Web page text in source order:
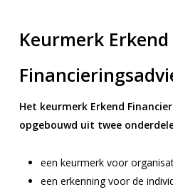
Keurmerk Erkend
Het keurmerk Erkend
opgebouwd uit twee
een keurmerk voor
een erkenning voor de